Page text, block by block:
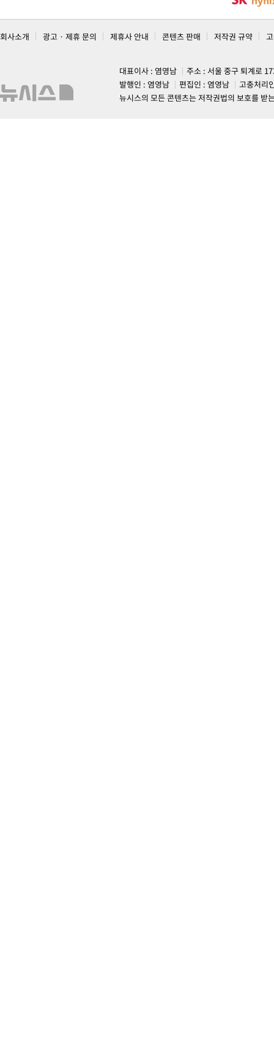
회사소개 광고 · 제휴 문의 제휴사 안내 콘텐츠 판매 저작권 규약
대표이사 : 염영남
주소 : 서울 중구 퇴계로
발행인 : 염영남
편집인 : 염영남
고충처리
뉴시스의 모든 콘텐츠는 저작권법의 보호를